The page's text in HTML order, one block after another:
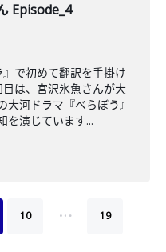
Episode_4
で初めて翻訳を手掛け
は、宮沢氷魚さんが大
河ドラマ『べらぼう』
を演じています...
10 … 19